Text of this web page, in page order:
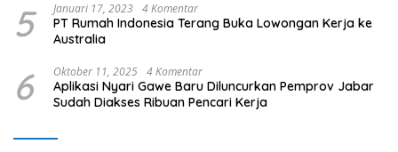
5 Januari 17, 2023 4 Komentar
PT Rumah Indonesia Terang Buka Lowongan Kerja ke
Australia
6 Oktober 11, 2025 4 Komentar
Aplikasi Nyari Gawe Baru Diluncurkan Pemprov Jabar
Sudah Diakses Ribuan Pencari Kerja